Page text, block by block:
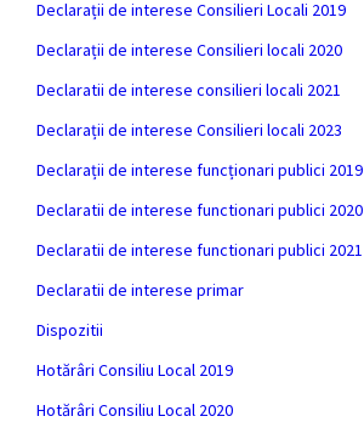
Declarații de interese Consilieri Locali 2019
Declarații de interese Consilieri locali 2020
Declaratii de interese consilieri locali 2021
Declarații de interese Consilieri locali 2023
Declarații de interese funcționari publici 2019
Declaratii de interese functionari publici 2020
Declaratii de interese functionari publici 2021
Declaratii de interese primar
Dispozitii
Hotărâri Consiliu Local 2019
Hotărâri Consiliu Local 2020